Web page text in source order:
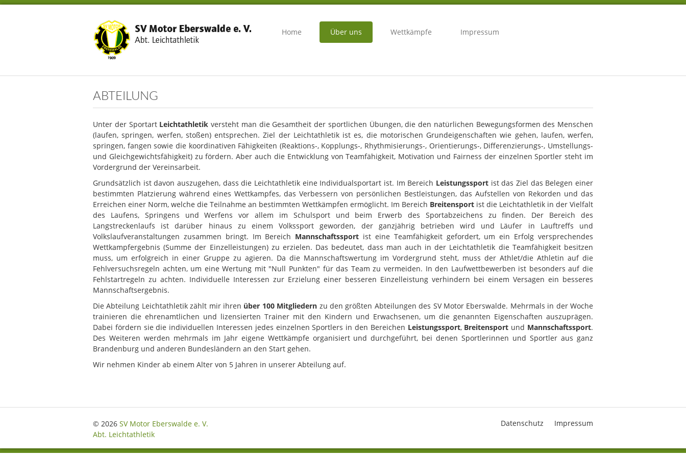
Home Über uns Wettkämpfe Impressum
ABTEILUNG
Unter der Sportart Leichtathletik versteht man die Gesamtheit der sportlichen Übungen, die den natürlichen Bewegungsformen des Menschen
(laufen, springen, werfen, stoßen) entsprechen. Ziel der Leichtathletik ist es, die motorischen Grundeigenschaften wie gehen, laufen, werfen,
springen, fangen sowie die koordinativen Fähigkeiten (Reaktions-, Kopplungs-, Rhythmisierungs-, Orientierungs-, Differenzierungs-, Umstellungs-
und Gleichgewichtsfähigkeit) zu fördern. Aber auch die Entwicklung von Teamfähigkeit, Motivation und Fairness der einzelnen Sportler steht im
Vordergrund der Vereinsarbeit.
Grundsätzlich ist davon auszugehen, dass die Leichtathletik eine Individualsportart ist. Im Bereich Leistungssport ist das Ziel das Belegen einer
bestimmten Platzierung während eines Wettkampfes, das Verbessern von persönlichen Bestleistungen, das Aufstellen von Rekorden und das
Erreichen einer Norm, welche die Teilnahme an bestimmten Wettkämpfen ermöglicht. Im Bereich Breitensport ist die Leichtathletik in der Vielfalt
des Laufens, Springens und Werfens vor allem im Schulsport und beim Erwerb des Sportabzeichens zu finden. Der Bereich des
Langstreckenlaufs ist darüber hinaus zu einem Volkssport geworden, der ganzjährig betrieben wird und Läufer in Lauftreffs und
Volkslaufveranstaltungen zusammen bringt. Im Bereich Mannschaftssport ist eine Teamfähigkeit gefordert, um ein Erfolg versprechendes
Wettkampfergebnis (Summe der Einzelleistungen) zu erzielen. Das bedeutet, dass man auch in der Leichtathletik die Teamfähigkeit besitzen
muss, um erfolgreich in einer Gruppe zu agieren. Da die Mannschaftswertung im Vordergrund steht, muss der Athlet/die Athletin auf die
Fehlversuchsregeln achten, um eine Wertung mit "Null Punkten" für das Team zu vermeiden. In den Laufwettbewerben ist besonders auf die
Fehlstartregeln zu achten. Individuelle Interessen zur Erzielung einer besseren Einzelleistung verhindern bei einem Versagen ein besseres
Mannschaftsergebnis.
Die Abteilung Leichtathletik zählt mir ihren über 100 Mitgliedern zu den größten Abteilungen des SV Motor Eberswalde. Mehrmals in der Woche
trainieren die ehrenamtlichen und lizensierten Trainer mit den Kindern und Erwachsenen, um die genannten Eigenschaften auszuprägen.
Dabei fördern sie die individuellen Interessen jedes einzelnen Sportlers in den Bereichen Leistungssport, Breitensport und Mannschaftssport.
Des Weiteren werden mehrmals im Jahr eigene Wettkämpfe organisiert und durchgeführt, bei denen Sportlerinnen und Sportler aus ganz
Brandenburg und anderen Bundesländern an den Start gehen.
Wir nehmen Kinder ab einem Alter von 5 Jahren in unserer Abteilung auf.
© 2026 SV Motor Eberswalde e. V.
Abt. Leichtathletik
Datenschutz Impressum